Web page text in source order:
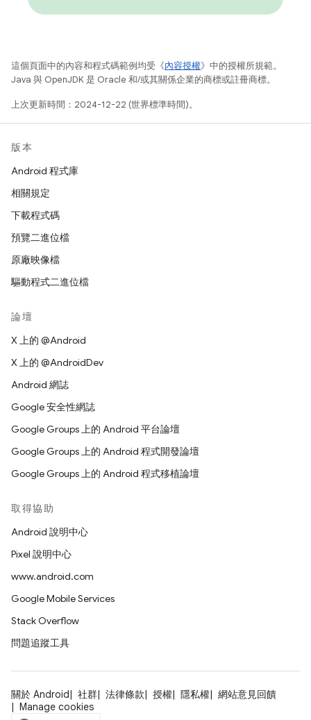
這個頁面中的內容和程式碼範例均受《內容授權》中的授權所規範。
Java 與 OpenJDK 是 Oracle 和/或其關係企業的商標或註冊商標。
上次更新時間：2024-12-22 (世界標準時間)。
版本
Android 程式庫
相關規定
下載程式碼
預覽二進位檔
原廠映像檔
驅動程式二進位檔
論壇
X 上的 @Android
X 上的 @AndroidDev
Android 網誌
Google 安全性網誌
Google Groups 上的 Android 平台論壇
Google Groups 上的 Android 程式開發論壇
Google Groups 上的 Android 程式移植論壇
取得協助
Android 說明中心
Pixel 說明中心
www.android.com
Google Mobile Services
Stack Overflow
問題追蹤工具
關於 Android 社群 法律條款 授權 隱私權
網站意見回饋
Manage cookies